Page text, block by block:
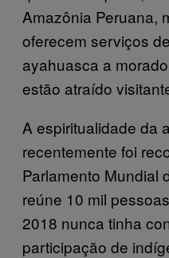
Amazônia Peruana,
oferecem serviços
ayahuasca a
estão atraído
A espiritualidade da
recentemente foi
Parlamento Mundial
reúne 10 mil
2018 nunca tinha
participação de